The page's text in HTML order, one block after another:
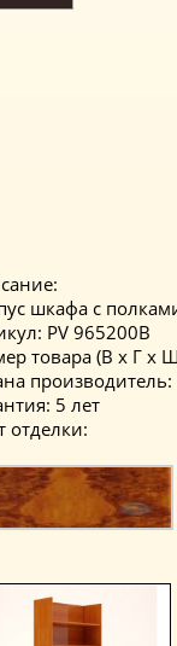
шкафа с
PV 965200B
товара (В x Г x
производитель:
5 лет
отделки: